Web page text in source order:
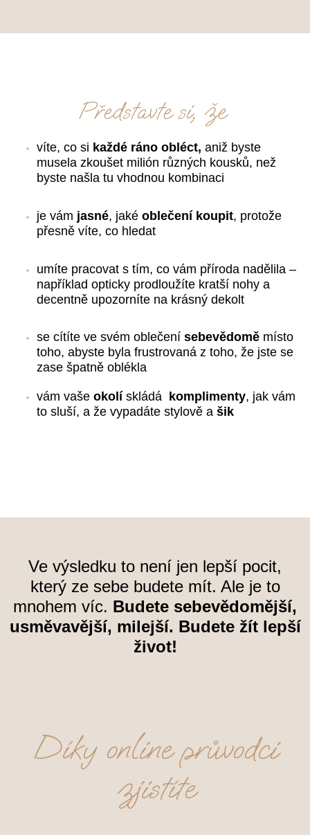
Představte si, že
víte, co si každé ráno obléct, aniž byste
musela zkoušet milión různých kousků, než
byste našla tu vhodnou kombinaci
je vám jasné, jaké oblečení koupit, protože
přesně víte, co hledat
umíte pracovat s tím, co vám příroda nadělila –
například opticky prodloužíte kratší nohy a
decentně upozorníte na krásný dekolt
se cítíte ve svém oblečení sebevědomě místo
toho, abyste byla frustrovaná z toho, že jste se
zase špatně oblékla
vám vaše okolí skládá komplimenty, jak vám
to sluší, a že vypadáte stylově a šik
Ve výsledku to není jen lepší pocit,
který ze sebe budete mít. Ale je to
mnohem víc. Budete sebevědomější,
usměvavější, milejší. Budete žít lepší
život!
Díky online průvodci
zjistíte